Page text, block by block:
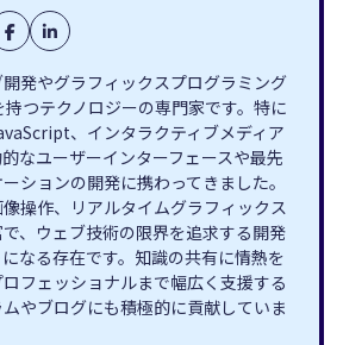
発やグラフィックスプログラミング
つテクノロジーの専門家です。特に
、インタラクティブメディア
なユーザーインターフェースや最先
ションの開発に携わってきました。
操作、リアルタイムグラフィックス
、ウェブ技術の限界を追求する開発
なる存在です。知識の共有に情熱を
フェッショナルまで幅広く支援する
やブログにも積極的に貢献していま